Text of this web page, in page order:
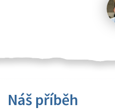
Náš příběh